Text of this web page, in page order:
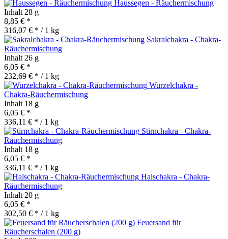
Haussegen - Räuchermischung
Inhalt 28 g
8,85 € *
316,07 € * / 1 kg
Sakralchakra - Chakra-
Räuchermischung
Inhalt 26 g
6,05 € *
232,69 € * / 1 kg
Wurzelchakra -
Chakra-Räuchermischung
Inhalt 18 g
6,05 € *
336,11 € * / 1 kg
Stirnchakra - Chakra-
Räuchermischung
Inhalt 18 g
6,05 € *
336,11 € * / 1 kg
Halschakra - Chakra-
Räuchermischung
Inhalt 20 g
6,05 € *
302,50 € * / 1 kg
Feuersand für
Räucherschalen (200 g)